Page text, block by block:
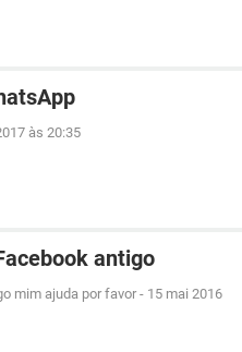
às 20:35
antigo
mim ajuda por favor - 15 mai 2016